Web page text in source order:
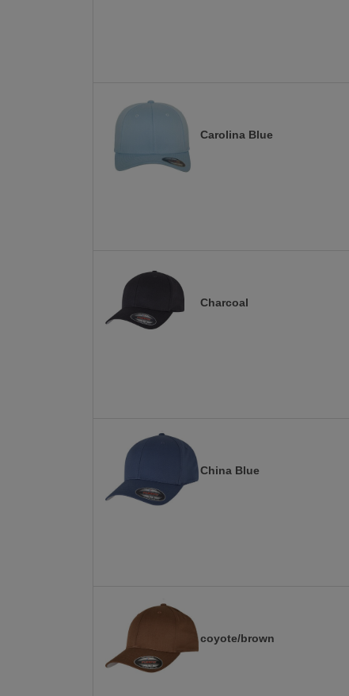
Carolina Blue
Charcoal
China Blue
coyote/brown